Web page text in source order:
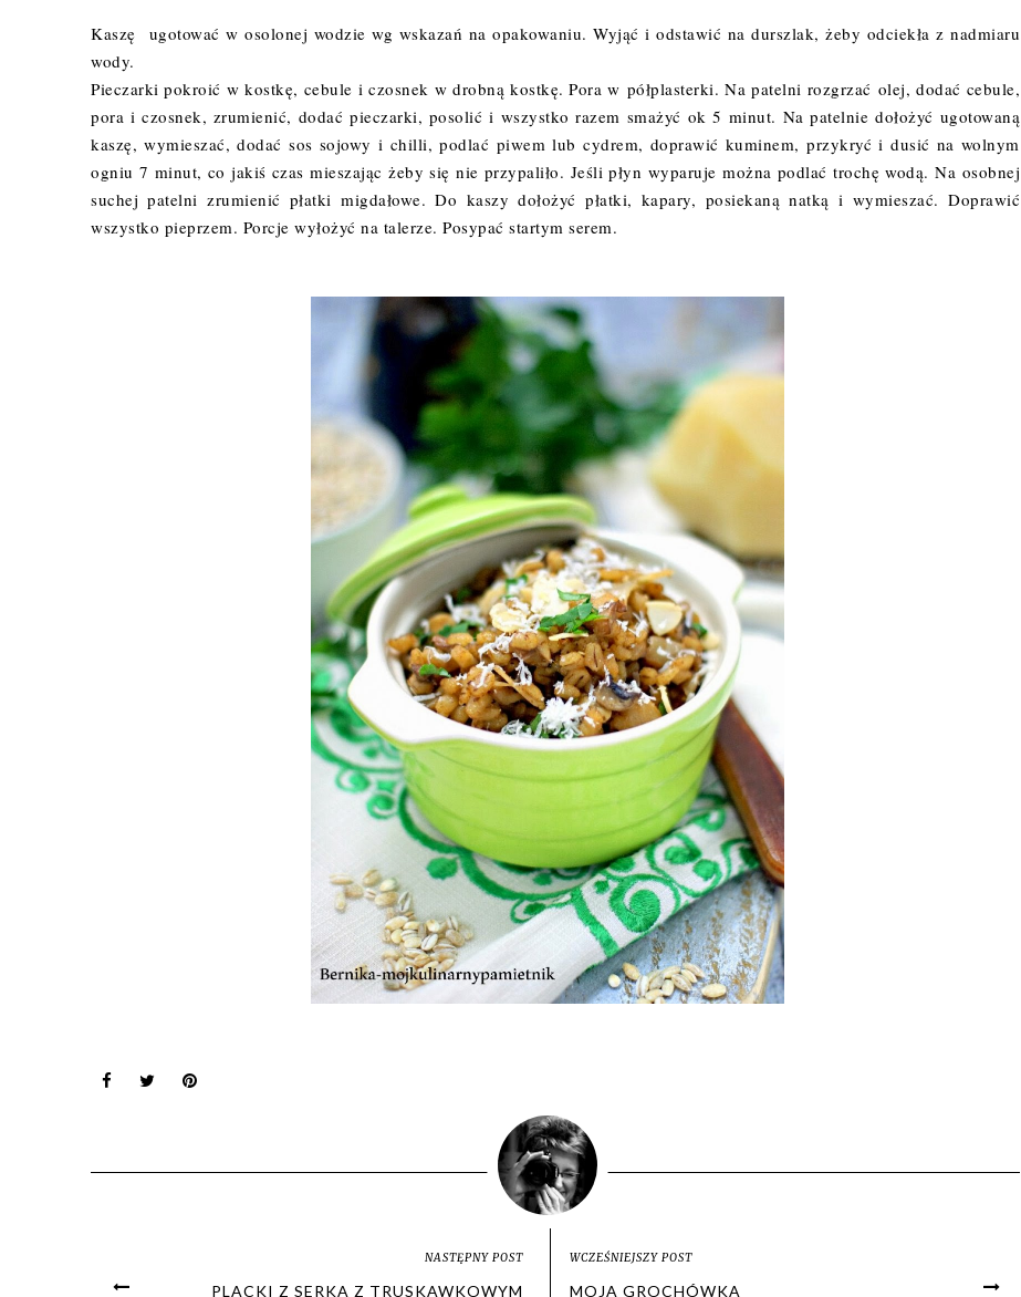
Kaszę ugotować w osolonej wodzie wg wskazań na opakowaniu. Wyjąć i odstawić na durszlak, żeby odciekła z nadmiaru
wody.
Pieczarki pokroić w kostkę, cebule i czosnek w drobną kostkę. Pora w półplasterki. Na patelni rozgrzać olej, dodać cebule,
pora i czosnek, zrumienić, dodać pieczarki, posolić i wszystko razem smażyć ok 5 minut. Na patelnie dołożyć ugotowaną
kaszę, wymieszać, dodać sos sojowy i chilli, podlać piwem lub cydrem, doprawić kuminem, przykryć i dusić na wolnym
ogniu 7 minut, co jakiś czas mieszając żeby się nie przypaliło. Jeśli płyn wyparuje można podlać trochę wodą. Na osobnej
suchej patelni zrumienić płatki migdałowe. Do kaszy dołożyć płatki, kapary, posiekaną natką i wymieszać. Doprawić
wszystko pieprzem. Porcje wyłożyć na talerze. Posypać startym serem.
NASTĘPNY POST
PLACKI Z SERKA Z TRUSKAWKOWYM
WCZEŚNIEJSZY POST
MOJA GROCHÓWKA